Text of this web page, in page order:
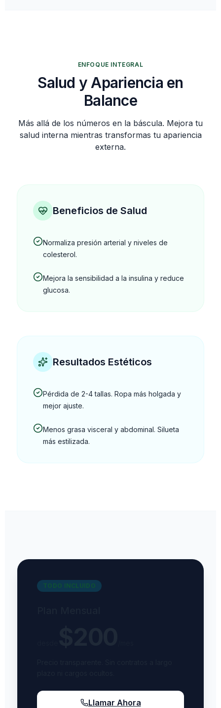
ENFOQUE INTEGRAL
Salud y Apariencia en
Balance
Más allá de los números en la báscula. Mejora tu
salud interna mientras transformas tu apariencia
externa.
Beneficios de Salud
Normaliza presión arterial y niveles de
colesterol.
Mejora la sensibilidad a la insulina y reduce
glucosa.
Resultados Estéticos
Pérdida de 2-4 tallas. Ropa más holgada y
mejor ajuste.
Menos grasa visceral y abdominal. Silueta
más estilizada.
TODO INCLUIDO
Llamar Ahora